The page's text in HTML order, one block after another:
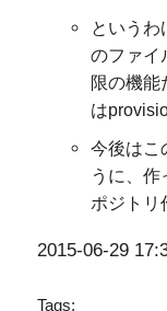
というわ
のファイ
限の機能
は
今後はこ
うに、作
ポジトリ
2015-06-29
Tags: